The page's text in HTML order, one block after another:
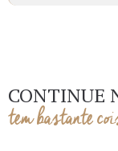
CONTINUE
tem bastante